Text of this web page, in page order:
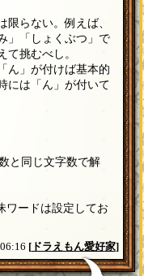
らない。例えば、
」「しょくぶつ」で
て挑むべし。
ん」が付けば基本的
には「ん」が付いて
と同じ文字数で解
ワードは設定してお
[ドラえもん愛好家]